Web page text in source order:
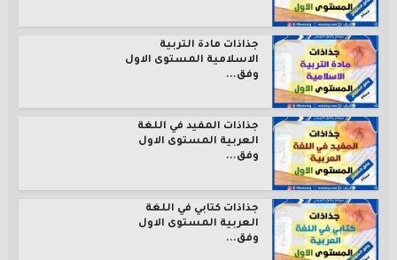
جذاذات مادة التربية
الاسلامية المستوى الاول
وفق...
جذاذات المفيد في اللغة
العربية المستوى الاول
وفق...
جذاذات كتابي في اللغة
العربية المستوى الاول
وفق...